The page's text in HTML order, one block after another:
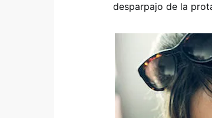
desparpajo de la